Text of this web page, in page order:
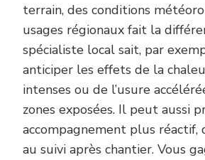
terrain, des conditions
usages régionaux fait la
spécialiste local sait, par
anticiper les effets de la
intenses ou de l’usure
zones exposées. Il peut aussi
accompagnement plus réactif,
au suivi après chantier. Vous